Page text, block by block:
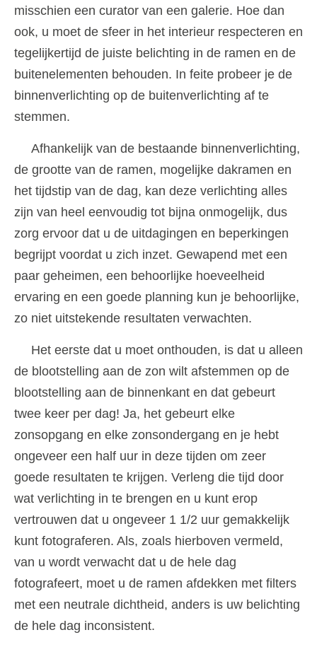
misschien een curator van een galerie. Hoe dan
ook, u moet de sfeer in het interieur respecteren en
tegelijkertijd de juiste belichting in de ramen en de
buitenelementen behouden. In feite probeer je de
binnenverlichting op de buitenverlichting af te
stemmen.
Afhankelijk van de bestaande binnenverlichting,
de grootte van de ramen, mogelijke dakramen en
het tijdstip van de dag, kan deze verlichting alles
zijn van heel eenvoudig tot bijna onmogelijk, dus
zorg ervoor dat u de uitdagingen en beperkingen
begrijpt voordat u zich inzet. Gewapend met een
paar geheimen, een behoorlijke hoeveelheid
ervaring en een goede planning kun je behoorlijke,
zo niet uitstekende resultaten verwachten.
Het eerste dat u moet onthouden, is dat u alleen
de blootstelling aan de zon wilt afstemmen op de
blootstelling aan de binnenkant en dat gebeurt
twee keer per dag! Ja, het gebeurt elke
zonsopgang en elke zonsondergang en je hebt
ongeveer een half uur in deze tijden om zeer
goede resultaten te krijgen. Verleng die tijd door
wat verlichting in te brengen en u kunt erop
vertrouwen dat u ongeveer 1 1/2 uur gemakkelijk
kunt fotograferen. Als, zoals hierboven vermeld,
van u wordt verwacht dat u de hele dag
fotografeert, moet u de ramen afdekken met filters
met een neutrale dichtheid, anders is uw belichting
de hele dag inconsistent.